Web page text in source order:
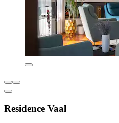
Residence Vaal